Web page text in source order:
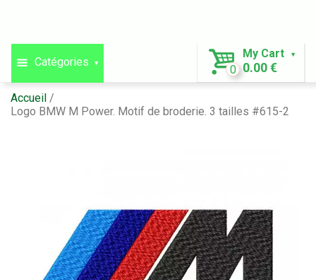
Catégories
My Cart
0 0.00 €
Accueil
Logo BMW M Power. Motif de broderie. 3 tailles #615-2